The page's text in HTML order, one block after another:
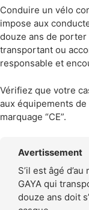
Conduire un vélo
impose aux
douze ans de porter
transportant ou
responsable et
Vérifiez que votre
aux équipements
marquage “CE”.
Avertissement
S’il est âgé
GAYA qui
douze ans doit